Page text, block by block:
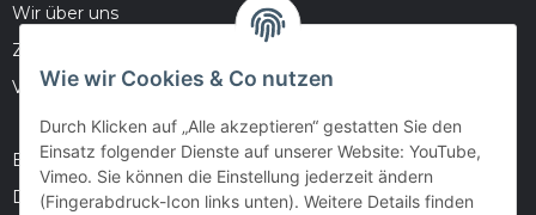
Wir über uns
Zahlungsmöglichkeiten
Versandinformationen
Barrierefreiheitserklärung
Datenschutz
Wie wir Cookies & Co nutzen
Durch Klicken auf „Alle akzeptieren“ gestatten Sie den
Einsatz folgender Dienste auf unserer Website: YouTube,
Vimeo. Sie können die Einstellung jederzeit ändern
(Fingerabdruck-Icon links unten). Weitere Details finden